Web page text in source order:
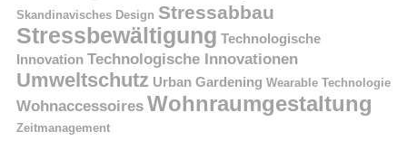
Skandinavisches Design Stressabbau
Stressbewältigung Technologische
Innovation Technologische Innovationen
Umweltschutz Urban Gardening Wearable Technologie
Wohnaccessoires Wohnraumgestaltung
Zeitmanagement